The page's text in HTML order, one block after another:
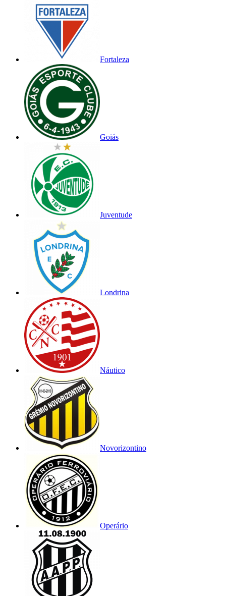
Fortaleza
Goiás
Juventude
Londrina
Náutico
Novorizontino
Operário